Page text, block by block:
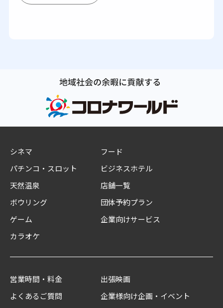
シネマ
パチンコ・スロット
天然温泉
ボウリング
ゲーム
カラオケ
フード
ビジネスホテル
店舗一覧
団体予約プラン
企業向けサービス
営業時間・料金
よくあるご質問
出張映画
企業様向け企画・イベント